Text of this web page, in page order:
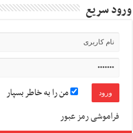
ورود سریع
من را به خاطر بسپار
فراموشی رمز عبور